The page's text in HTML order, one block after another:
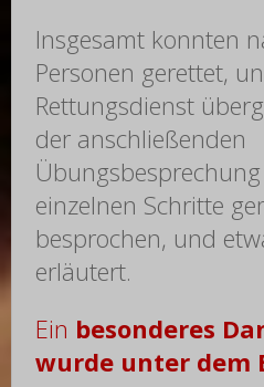
Insgesamt konnten
Personen gerettet,
Rettungsdienst
der anschließenden
einzelnen Schritte
besprochen, und
erläutert.
Ein besonderes
wurde unter dem